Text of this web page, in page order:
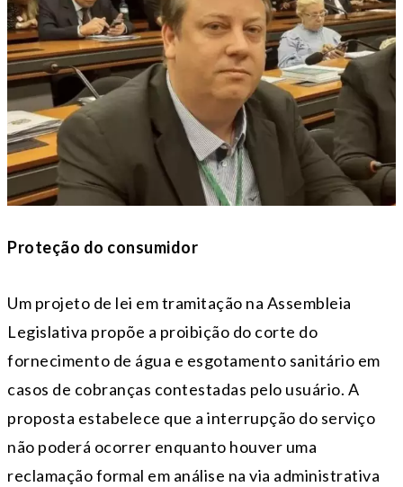
Proteção do consumidor
Um projeto de lei em tramitação na Assembleia
Legislativa propõe a proibição do corte do
fornecimento de água e esgotamento sanitário em
casos de cobranças contestadas pelo usuário. A
proposta estabelece que a interrupção do serviço
não poderá ocorrer enquanto houver uma
reclamação formal em análise na via administrativa